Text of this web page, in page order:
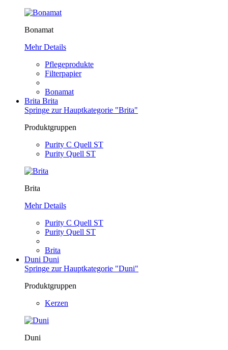
Bonamat
Mehr Details
Pflegeprodukte
Filterpapier
Bonamat
Brita Brita
Springe zur Hauptkategorie "Brita"
Produktgruppen
Purity C Quell ST
Purity Quell ST
Brita
Mehr Details
Purity C Quell ST
Purity Quell ST
Brita
Duni Duni
Springe zur Hauptkategorie "Duni"
Produktgruppen
Kerzen
Duni